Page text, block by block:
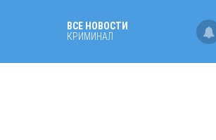
ВСЕ НОВОСТИ
КРИМИНАЛ